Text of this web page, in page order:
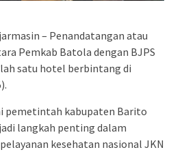
– Penandatangan atau
Pemkab Batola dengan BJPS
satu hotel berbintang di
pemetintah kabupaten Barito
langkah penting dalam
kesehatan nasional JKN